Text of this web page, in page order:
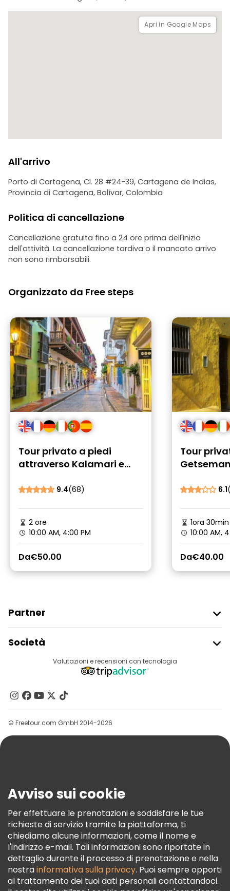
Apri in Google Maps
All'arrivo
Porto di Cartagena, Cl. 28 #24-39, Cartagena de Indias,
Provincia di Cartagena, Bolívar, Colombia
Politica di cancellazione
Cancellazione gratuita fino a 24 ore prima dell'inizio
dell'attività. La cancellazione tardiva o il mancato arrivo
non sono rimborsabili.
Organizzato da Free steps
Tour privato a piedi
attraverso Kalamari e
9.4(68)
2 ore
10:00 AM, 4:00 PM
Da€50.00
Tour
6.1
1ora 30min
10:00 AM,
Da€40.00
Partner
Accesso Del Fornitore
Programma Di Affiliazione
Società
Destinazioni
Contattaci
Gruppi
Aiuto
Termini E Condizioni
Informativa Sui Cookie
Freetour Premi
Programma Di Fidelizzazione
Valutazioni e recensioni con tecnologia
© Freetour.com GmbH 2014-2026
Avviso sui cookie
Per effettuare le prenotazioni e soddisfare le tue
richieste di servizio tramite la piattaforma, ti
chiediamo alcune informazioni, come il nome e
l'indirizzo e-mail. Tali informazioni sono riportate in
dettaglio durante il processo di prenotazione e nella
nostrainformativa sulla privacy. Puoi sempre opporti
al trattamento dei tuoi dati personali contattandoci.